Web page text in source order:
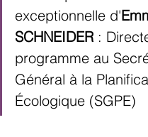
exceptionnelle d'
SCHNEIDER :
programme au
Général à la
Écologique (SGPE)